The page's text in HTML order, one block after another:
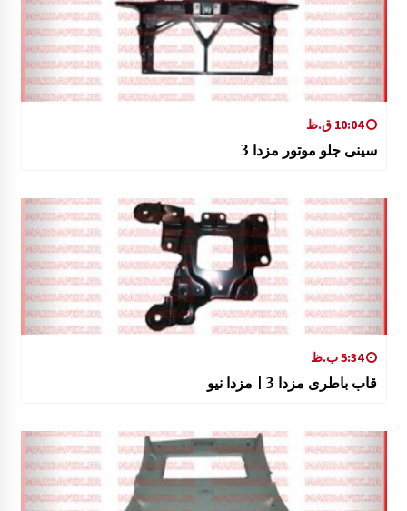
10:04 ق.ظ
سینی جلو موتور مزدا 3
5:34 ب.ظ
قاب باطری مزدا 3 | مزدا نیو